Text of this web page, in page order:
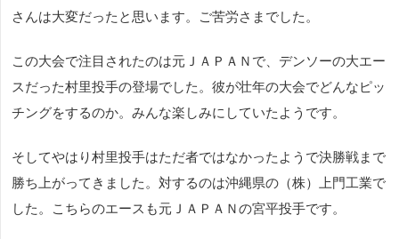
さんは大変だったと思います。ご苦労さまでした。
この大会で注目されたのは元ＪＡＰＡＮで、デンソーの大エー
スだった村里投手の登場でした。彼が壮年の大会でどんなピッ
チングをするのか。みんな楽しみにしていたようです。
そしてやはり村里投手はただ者ではなかったようで決勝戦まで
勝ち上がってきました。対するのは沖縄県の（株）上門工業で
した。こちらのエースも元ＪＡＰＡＮの宮平投手です。